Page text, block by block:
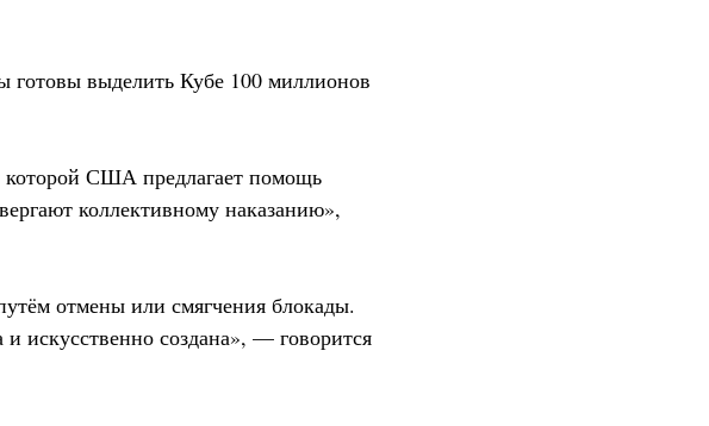
выделить Кубе 100 миллионов
США предлагает помощь
коллективному наказанию»,
отмены или смягчения блокады.
искусственно создана», — говорится